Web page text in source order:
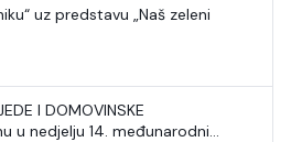
uz predstavu „Naš zeleni
I DOMOVINSKE
u nedjelju 14. međunarodni